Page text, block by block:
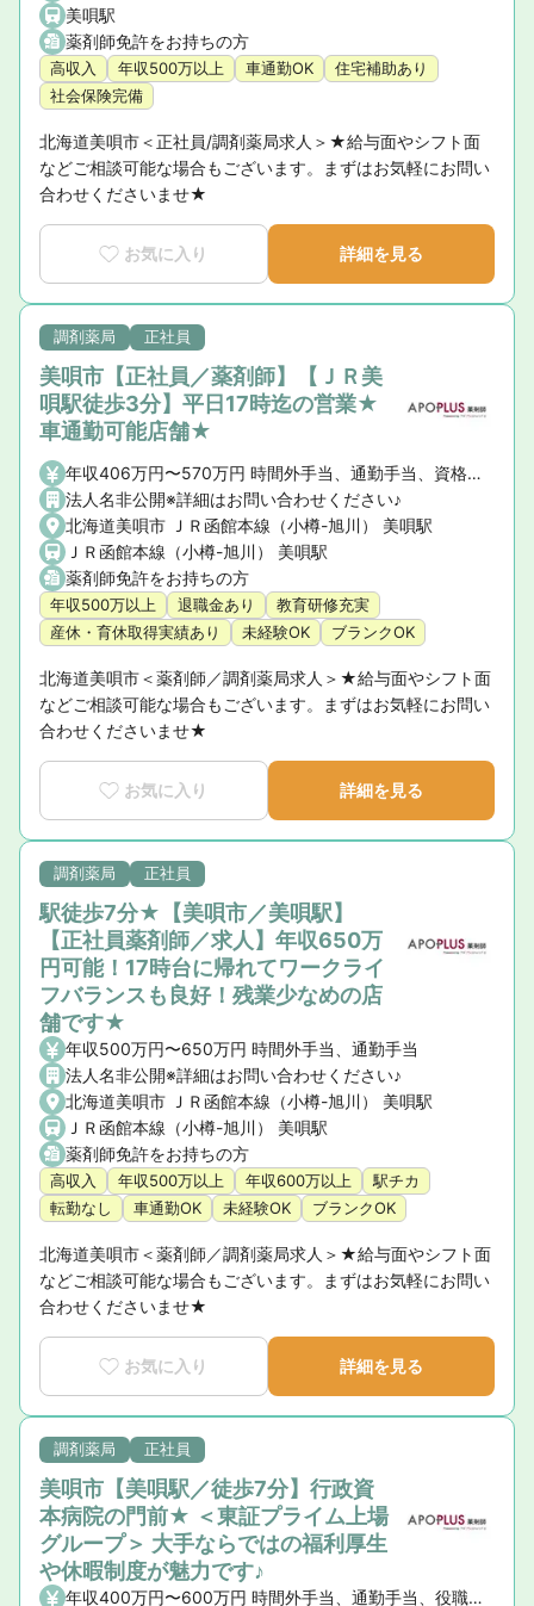
美唄駅
薬剤師免許をお持ちの方
高収入 年収500万以上 車通勤OK
住宅補助あり
社会保険完備
北海道美唄市＜正社員/調剤薬局求人＞★給与面やシフト面
などご相談可能な場合もございます。まずはお気軽にお問い
合わせくださいませ★
お気に入り 詳細を見る
調剤薬局 正社員
美唄市【正社員／薬剤師】【ＪＲ美
唄駅徒歩3分】平日17時迄の営業★
車通勤可能店舗★
年収406万円〜570万円 時間外手当、通勤手当、資格手当
法人名非公開※詳細はお問い合わせください♪
北海道美唄市 ＪＲ函館本線（小樽-旭川） 美唄駅
ＪＲ函館本線（小樽-旭川） 美唄駅
薬剤師免許をお持ちの方
年収500万以上 退職金あり
教育研修充実
産休・育休取得実績あり
未経験OK ブランクOK
北海道美唄市＜薬剤師／調剤薬局求人＞★給与面やシフト面
などご相談可能な場合もございます。まずはお気軽にお問い
合わせくださいませ★
お気に入り 詳細を見る
調剤薬局 正社員
駅徒歩7分★【美唄市／美唄駅】
【正社員薬剤師／求人】年収650万
円可能！17時台に帰れてワークライ
フバランスも良好！残業少なめの店
舗です★
年収500万円〜650万円 時間外手当、通勤手当
法人名非公開※詳細はお問い合わせください♪
北海道美唄市 ＪＲ函館本線（小樽-旭川） 美唄駅
ＪＲ函館本線（小樽-旭川） 美唄駅
薬剤師免許をお持ちの方
高収入 年収500万以上 年収600万以上
駅チカ
転勤なし
車通勤OK 未経験OK ブランクOK
北海道美唄市＜薬剤師／調剤薬局求人＞★給与面やシフト面
などご相談可能な場合もございます。まずはお気軽にお問い
合わせくださいませ★
お気に入り 詳細を見る
調剤薬局 正社員
美唄市【美唄駅／徒歩7分】行政資
本病院の門前★ ＜東証プライム上場
グループ＞ 大手ならではの福利厚生
や休暇制度が魅力です♪
年収400万円〜600万円 時間外手当、通勤手当、役職手当、地域手当、資格手当